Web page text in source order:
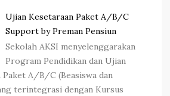
Ujian Kesetaraan Paket A/B/C
Support by Preman Pensiun
Sekolah AKSI menyelenggarakan
Program Pendidikan dan Ujian
Paket A/B/C (Beasiswa dan
terintegrasi dengan Kursus